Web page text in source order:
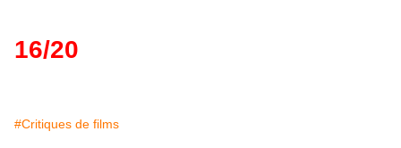
16/20
#Critiques de films